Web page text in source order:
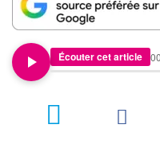
Écouter cet article